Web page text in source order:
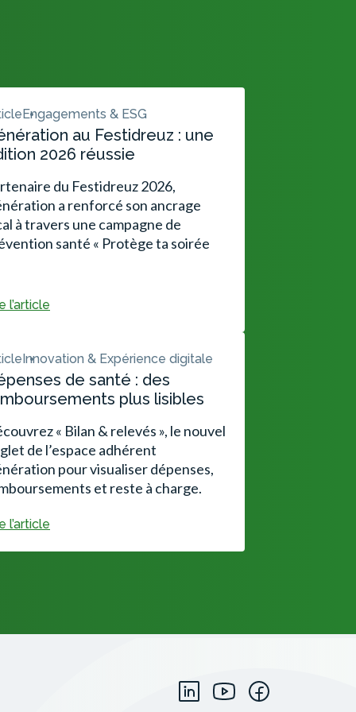
Engagements & ESG
au Festidreuz : une
2026 réussie
du Festidreuz 2026,
a renforcé son ancrage
à travers une campagne de
santé « Protège ta soirée
l’article
Innovation & Expérience digitale
de santé : des
plus lisibles
« Bilan & relevés », le nouvel
de l’espace adhérent
pour visualiser dépenses,
et reste à charge.
l’article